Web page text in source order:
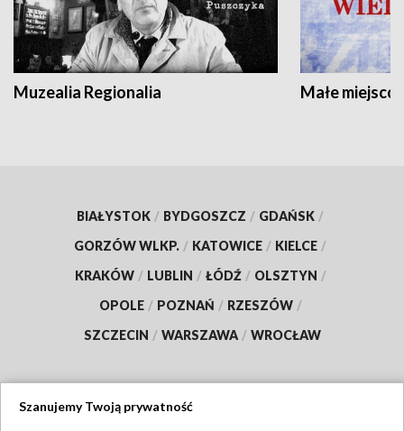
Muzealia Regionalia Małe
BIAŁYSTOK / BYDGOSZCZ / GDAŃSK /
GORZÓW WLKP. / KATOWICE / KIELCE /
KRAKÓW / LUBLIN / ŁÓDŹ / OLSZTYN /
OPOLE / POZNAŃ / RZESZÓW /
SZCZECIN / WARSZAWA / WROCŁAW
Szanujemy Twoją prywatność